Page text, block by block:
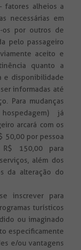
fatores alheios a
necessárias em
os por outros de
pelo passageiro
aceito e
quanto a
e disponibilidade
informadas até
Para mudanças
já
arcará com os
50,00 por pessoa
150,00 para
além dos
da alteração do
inscrever para
turísticos
ou imaginado
especificamente
e/ou vantagens